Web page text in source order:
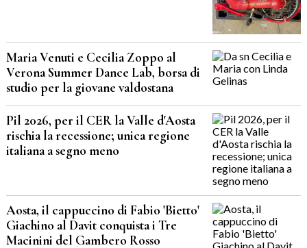
Maria Venuti e Cecilia Zoppo al
Verona Summer Dance Lab, borsa di
studio per la giovane valdostana
Pil 2026, per il CER la Valle d'Aosta
rischia la recessione; unica regione
italiana a segno meno
Aosta, il cappuccino di Fabio 'Bietto'
Giachino al Davit conquista i Tre
Macinini del Gambero Rosso